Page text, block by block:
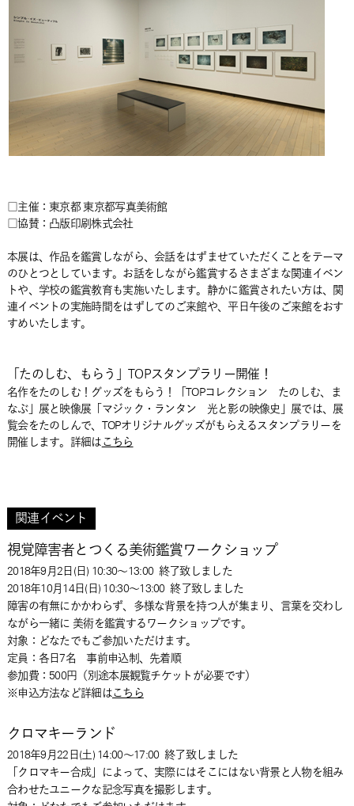
□主催：東京都 東京都写真美術館
□協賛：凸版印刷株式会社
本展は、作品を鑑賞しながら、会話をはずませていただくことをテーマ
のひとつとしています。お話をしながら鑑賞するさまざまな関連イベン
トや、学校の鑑賞教育も実施いたします。静かに鑑賞されたい方は、関
連イベントの実施時間をはずしてのご来館や、平日午後のご来館をおす
すめいたします。
「たのしむ、もらう」TOPスタンプラリー開催！
名作をたのしむ！グッズをもらう！「TOPコレクション たのしむ、ま
なぶ」展と映像展「マジック・ランタン 光と影の映像史」展では、展
覧会をたのしんで、TOPオリジナルグッズがもらえるスタンプラリーを
開催します。詳細はこちら
関連イベント
視覚障害者とつくる美術鑑賞ワークショップ
2018年9月2日(日) 10:30～13:00 終了致しました
2018年10月14日(日) 10:30～13:00終了致しました
障害の有無にかかわらず、多様な背景を持つ人が集まり、言葉を交わし
ながら一緒に 美術を鑑賞するワークショップです。
対象：どなたでもご参加いただけます。
定員：各日7名 事前申込制、先着順
参加費：500円（別途本展観覧チケットが必要です）
※申込方法など詳細はこちら
クロマキーランド
2018年9月22日(土) 14:00～17:00終了致しました
「クロマキー合成」によって、実際にはそこにはない背景と人物を組み
合わせたユニークな記念写真を撮影します。